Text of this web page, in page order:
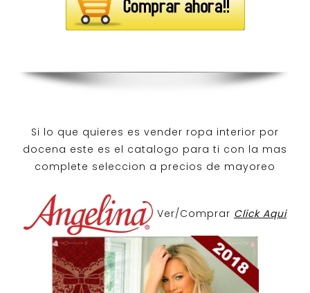
Si lo que quieres es vender ropa interior por
docena este es el catalogo para ti con la mas
complete seleccion a precios de mayoreo
Ver/Comprar Click Aqui